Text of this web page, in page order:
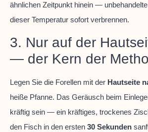
ähnlichen Zeitpunkt hinein —
dieser Temperatur sofort verbrennen.
3. Nur auf der
— der Kern der
Legen Sie die Forellen mit der Hautseite
heiße Pfanne. Das Geräusch beim
kräftig sein — ein kräftiges, trockenes
den Fisch in den ersten 30 Sekunden